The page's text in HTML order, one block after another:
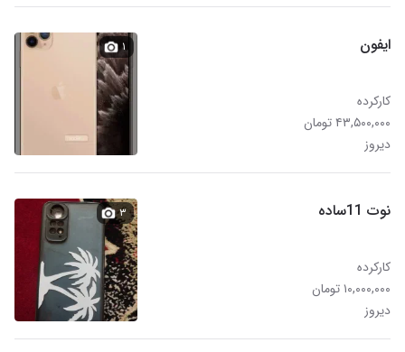
ایفون
کارکرده
۴۳,۵۰۰,۰۰۰ تومان
دیروز
۱
نوت 11ساده
کارکرده
۱۰,۰۰۰,۰۰۰ تومان
دیروز
۳